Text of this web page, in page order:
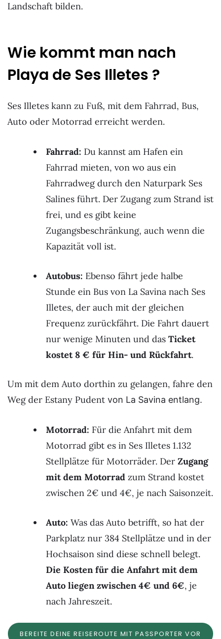
Landschaft bilden.
Wie kommt man nach
Playa de Ses Illetes ?
Ses Illetes kann zu Fuß, mit dem Fahrrad, Bus,
Auto oder Motorrad erreicht werden.
Fahrrad: Du kannst am Hafen ein
Fahrrad mieten, von wo aus ein
Fahrradweg durch den Naturpark Ses
Salines führt. Der Zugang zum Strand ist
frei, und es gibt keine
Zugangsbeschränkung, auch wenn die
Kapazität voll ist.
Autobus: Ebenso fährt jede halbe
Stunde ein Bus von La Savina nach Ses
Illetes, der auch mit der gleichen
Frequenz zurückfährt. Die Fahrt dauert
nur wenige Minuten und das Ticket
kostet 8 € für Hin- und Rückfahrt.
Um mit dem Auto dorthin zu gelangen, fahre den
Weg der Estany Pudent von La Savina entlang.
Motorrad: Für die Anfahrt mit dem
Motorrad gibt es in Ses Illetes 1.132
Stellplätze für Motorräder. Der Zugang
mit dem Motorrad zum Strand kostet
zwischen 2€ und 4€, je nach Saisonzeit.
Auto: Was das Auto betrifft, so hat der
Parkplatz nur 384 Stellplätze und in der
Hochsaison sind diese schnell belegt.
Die Kosten für die Anfahrt mit dem
Auto liegen zwischen 4€ und 6€, je
nach Jahreszeit.
BEREITE DEINE REISEROUTE MIT PASSPORTER VOR